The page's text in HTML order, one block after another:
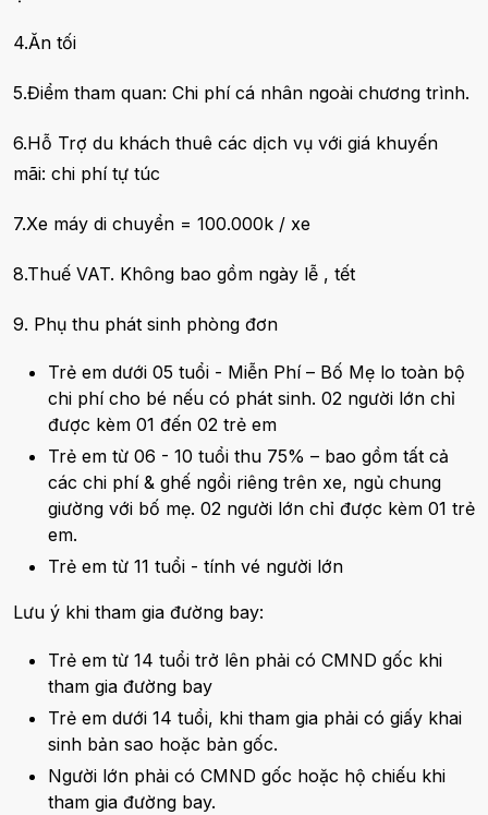
4.Ăn tối
5.Điểm tham quan: Chi phí cá nhân ngoài chương trình.
6.Hỗ Trợ du khách thuê các dịch vụ với giá khuyến
mãi: chi phí tự túc
7.Xe máy di chuyển = 100.000k / xe
8.Thuế VAT. Không bao gồm ngày lễ , tết
9. Phụ thu phát sinh phòng đơn
Trẻ em dưới 05 tuổi - Miễn Phí – Bố Mẹ lo toàn bộ
chi phí cho bé nếu có phát sinh. 02 người lớn chỉ
được kèm 01 đến 02 trẻ em
Trẻ em từ 06 - 10 tuổi thu 75% – bao gồm tất cả
các chi phí & ghế ngồi riêng trên xe, ngủ chung
giường với bố mẹ. 02 người lớn chỉ được kèm 01 trẻ
em.
Trẻ em từ 11 tuổi - tính vé người lớn
Lưu ý khi tham gia đường bay:
Trẻ em từ 14 tuổi trở lên phải có CMND gốc khi
tham gia đường bay
Trẻ em dưới 14 tuổi, khi tham gia phải có giấy khai
sinh bản sao hoặc bản gốc.
Người lớn phải có CMND gốc hoặc hộ chiếu khi
tham gia đường bay.